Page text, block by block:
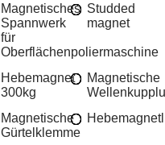
Magnetisches
Spannwerk
für
Oberflächenpoliermaschine
Studded
magnet
Hebemagnet
300kg
Magnetische
Magnetische
Gürtelklemme